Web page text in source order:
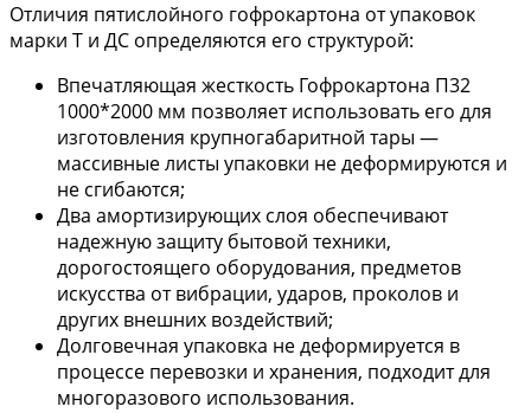
Отличия пятислойного гофрокартона от упаковок
марки Т и ДС определяются его структурой:
Впечатляющая жесткость Гофрокартона П32
1000*2000 мм позволяет использовать его для
изготовления крупногабаритной тары —
массивные листы упаковки не деформируются и
не сгибаются;
Два амортизирующих слоя обеспечивают
надежную защиту бытовой техники,
дорогостоящего оборудования, предметов
искусства от вибрации, ударов, проколов и
других внешних воздействий;
Долговечная упаковка не деформируется в
процессе перевозки и хранения, подходит для
многоразового использования.